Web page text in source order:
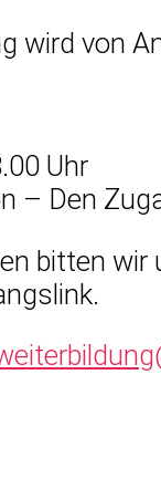
wird von
Uhr
– Den
bitten